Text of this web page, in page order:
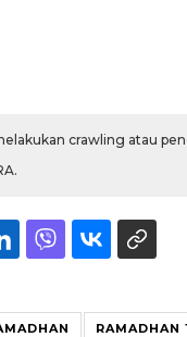
crawling atau
RAMADHAN